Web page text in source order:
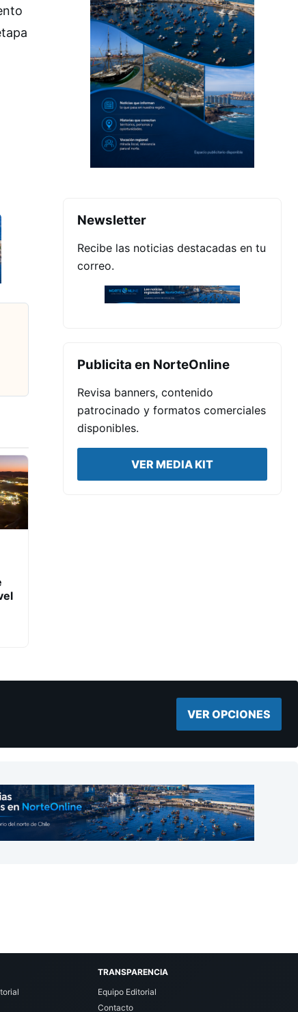
Newsletter
Recibe las noticias destacadas en tu
correo.
Publicita en NorteOnline
Revisa banners, contenido
patrocinado y formatos comerciales
disponibles.
VER MEDIA KIT
VER OPCIONES
TRANSPARENCIA
Equipo Editorial
Contacto